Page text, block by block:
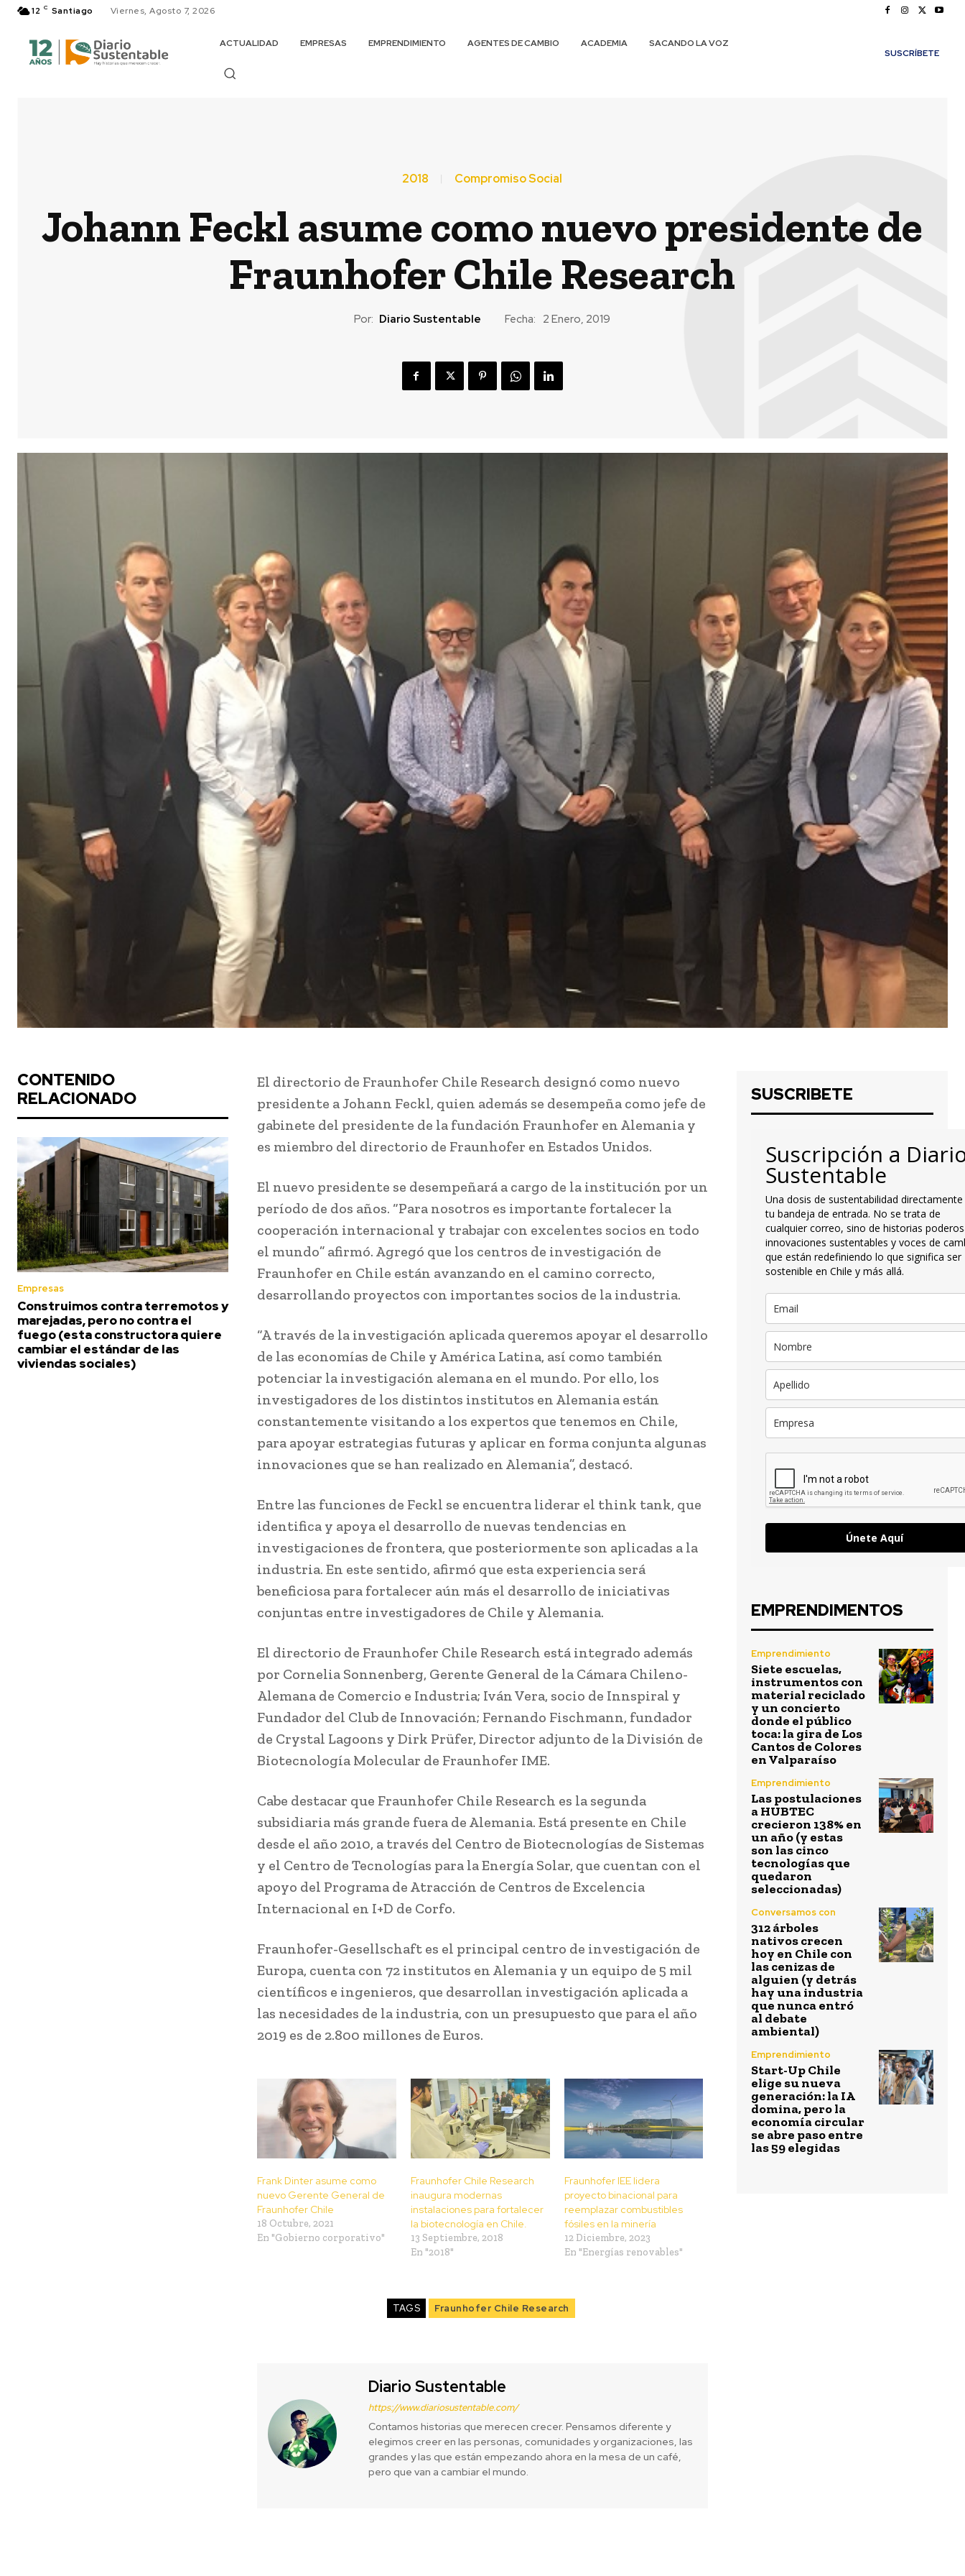
12 C Santiago Viernes, Agosto 7, 2026
ACTUALIDAD EMPRESAS EMPRENDIMIENTO AGENTES DE CAMBIO ACADEMIA
SACANDO LA VOZ
SUSCRÍBETE
2018 Compromiso Social
Johann Feckl asume como nuevo presidente de
Fraunhofer Chile Research
Por: Diario Sustentable Fecha: 2 Enero, 2019
CONTENIDO
RELACIONADO
Empresas
Construimos contra terremotos y
marejadas, pero no contra el
fuego (esta constructora quiere
cambiar el estándar de las
viviendas sociales)
El directorio de Fraunhofer Chile Research designó como nuevo
presidente a Johann Feckl, quien además se desempeña como jefe de
gabinete del presidente de la fundación Fraunhofer en Alemania y
es miembro del directorio de Fraunhofer en Estados Unidos.
El nuevo presidente se desempeñará a cargo de la institución por un
período de dos años. “Para nosotros es importante fortalecer la
cooperación internacional y trabajar con excelentes socios en todo
el mundo” afirmó. Agregó que los centros de investigación de
Fraunhofer en Chile están avanzando en el camino correcto,
desarrollando proyectos con importantes socios de la industria.
“A través de la investigación aplicada queremos apoyar el desarrollo
de las economías de Chile y América Latina, así como también
potenciar la investigación alemana en el mundo. Por ello, los
investigadores de los distintos institutos en Alemania están
constantemente visitando a los expertos que tenemos en Chile,
para apoyar estrategias futuras y aplicar en forma conjunta algunas
innovaciones que se han realizado en Alemania”, destacó.
Entre las funciones de Feckl se encuentra liderar el think tank, que
identifica y apoya el desarrollo de nuevas tendencias en
investigaciones de frontera, que posteriormente son aplicadas a la
industria. En este sentido, afirmó que esta experiencia será
beneficiosa para fortalecer aún más el desarrollo de iniciativas
conjuntas entre investigadores de Chile y Alemania.
El directorio de Fraunhofer Chile Research está integrado además
por Cornelia Sonnenberg, Gerente General de la Cámara Chileno-
Alemana de Comercio e Industria; Iván Vera, socio de Innspiral y
Fundador del Club de Innovación; Fernando Fischmann, fundador
de Crystal Lagoons y Dirk Prüfer, Director adjunto de la División de
Biotecnología Molecular de Fraunhofer IME.
Cabe destacar que Fraunhofer Chile Research es la segunda
subsidiaria más grande fuera de Alemania. Está presente en Chile
desde el año 2010, a través del Centro de Biotecnologías de Sistemas
y el Centro de Tecnologías para la Energía Solar, que cuentan con el
apoyo del Programa de Atracción de Centros de Excelencia
Internacional en I+D de Corfo.
Fraunhofer-Gesellschaft es el principal centro de investigación de
Europa, cuenta con 72 institutos en Alemania y un equipo de 5 mil
científicos e ingenieros, que desarrollan investigación aplicada a
las necesidades de la industria, con un presupuesto que para el año
2019 es de 2.800 millones de Euros.
Frank Dinter asume como
nuevo Gerente General de
Fraunhofer Chile
18 Octubre, 2021
En "Gobierno corporativo"
Fraunhofer Chile Research
inaugura modernas
instalaciones para fortalecer
la biotecnología en Chile.
13 Septiembre, 2018
En "2018"
Fraunhofer IEE lidera
proyecto binacional para
reemplazar combustibles
fósiles en la minería
12 Diciembre, 2023
En "Energías renovables"
TAGS Fraunhofer Chile Research
Diario Sustentable
https://www.diariosustentable.com/
Contamos historias que merecen crecer. Pensamos diferente y
elegimos creer en las personas, comunidades y organizaciones, las
grandes y las que están empezando ahora en la mesa de un café,
pero que van a cambiar el mundo.
SUSCRIBETE
Suscripción a
Sustentable
Una dosis de sustentabilidad
tu bandeja de entrada. No se trata de
cualquier correo, sino de historias
innovaciones sustentables y voces de
que están redefiniendo lo que significa ser
sostenible en Chile y más allá.
Únete Aquí
EMPRENDIMENTOS
Emprendimiento
Siete escuelas,
instrumentos con
material reciclado
y un concierto
donde el público
toca: la gira de Los
Cantos de Colores
en Valparaíso
Emprendimiento
Las postulaciones
a HUBTEC
crecieron 138% en
un año (y estas
son las cinco
tecnologías que
quedaron
seleccionadas)
Conversamos con
312 árboles
nativos crecen
hoy en Chile con
las cenizas de
alguien (y detrás
hay una industria
que nunca entró
al debate
ambiental)
Emprendimiento
Start-Up Chile
elige su nueva
generación: la IA
domina, pero la
economía circular
se abre paso entre
las 59 elegidas